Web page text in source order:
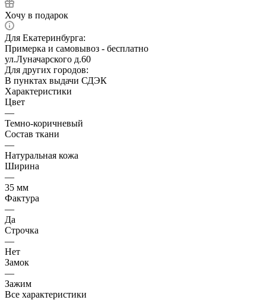
Хочу в подарок
Для Екатеринбурга:
Примерка и самовывоз - бесплатно
ул.Луначарского д.60
Для других городов:
В пунктах выдачи СДЭК
Характеристики
Цвет
—
Темно-коричневый
Состав ткани
—
Натуральная кожа
Ширина
—
35 мм
Фактура
—
Да
Строчка
—
Нет
Замок
—
Зажим
Все характеристики